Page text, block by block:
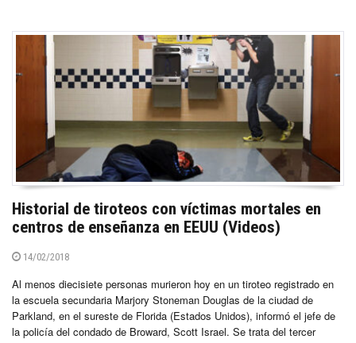
Historial de tiroteos con víctimas mortales en
centros de enseñanza en EEUU (Videos)
14/02/2018
Al menos diecisiete personas murieron hoy en un tiroteo registrado en
la escuela secundaria Marjory Stoneman Douglas de la ciudad de
Parkland, en el sureste de Florida (Estados Unidos), informó el jefe de
la policía del condado de Broward, Scott Israel. Se trata del tercer